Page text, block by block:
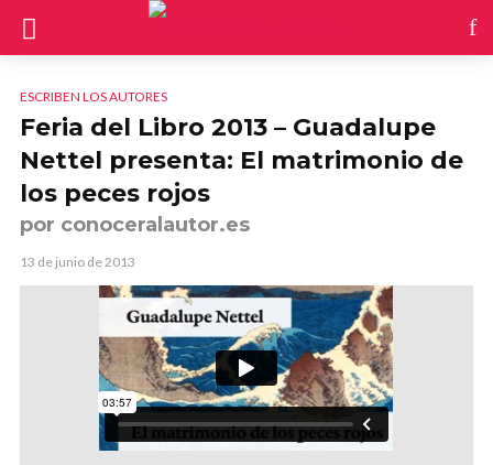
ESCRIBEN LOS AUTORES
Feria del Libro 2013 – Guadalupe
Nettel presenta: El matrimonio de
los peces rojos
por conoceralautor.es
13 de junio de 2013